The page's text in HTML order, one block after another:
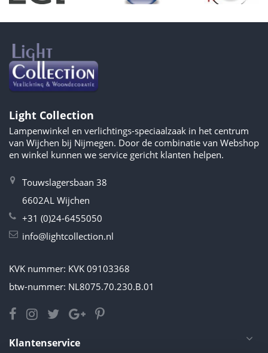
Light Collection
Lampenwinkel en verlichtings-speciaalzaak in het centrum
van Wijchen bij Nijmegen. Door de combinatie van Webshop
en winkel kunnen we service gericht klanten helpen.
Touwslagersbaan 38
6602AL Wijchen
+31 (0)24-6455050
info@lightcollection.nl
KVK nummer: KVK 09103368
btw-nummer: NL8075.70.230.B.01
Klantenservice